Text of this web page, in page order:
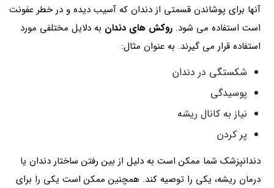
آنها برای پوشاندن قسمتی از دندان که آسیب دیده و در خطر عفونت
است استفاده می شود. روکش های دندان به دلایل مختلفی مورد
استفاده قرار می گیرند. به عنوان مثال:
شکستگی در دندان
پوسیدگی
نیاز به کانال ریشه
پر کردن
دندانپزشک شما ممکن است به دلیل از بین رفتن ساختار دندان یا
درمان ریشه، یکی را توصیه کند. همچنین ممکن است یکی را برای